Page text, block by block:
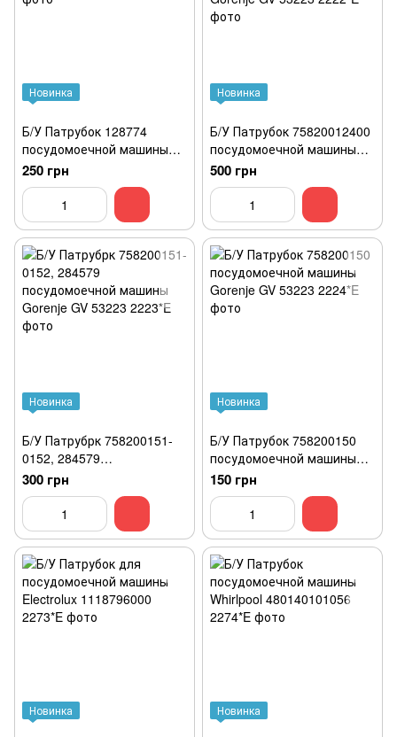
Новинка
Б/У Патрубок 128774
посудомоечной машины
Gorenje GV 53223
250 грн
Новинка
Б/У Патрубок 75820012400
посудомоечной машины
Gorenje GV 53223
500 грн
Новинка
Б/У Патрубрк 758200151-
0152, 284579
посудомоечной машины
Gorenje GV 53223
300 грн
Новинка
Б/У Патрубок 758200150
посудомоечной машины
Gorenje GV 53223
150 грн
Новинка Новинка